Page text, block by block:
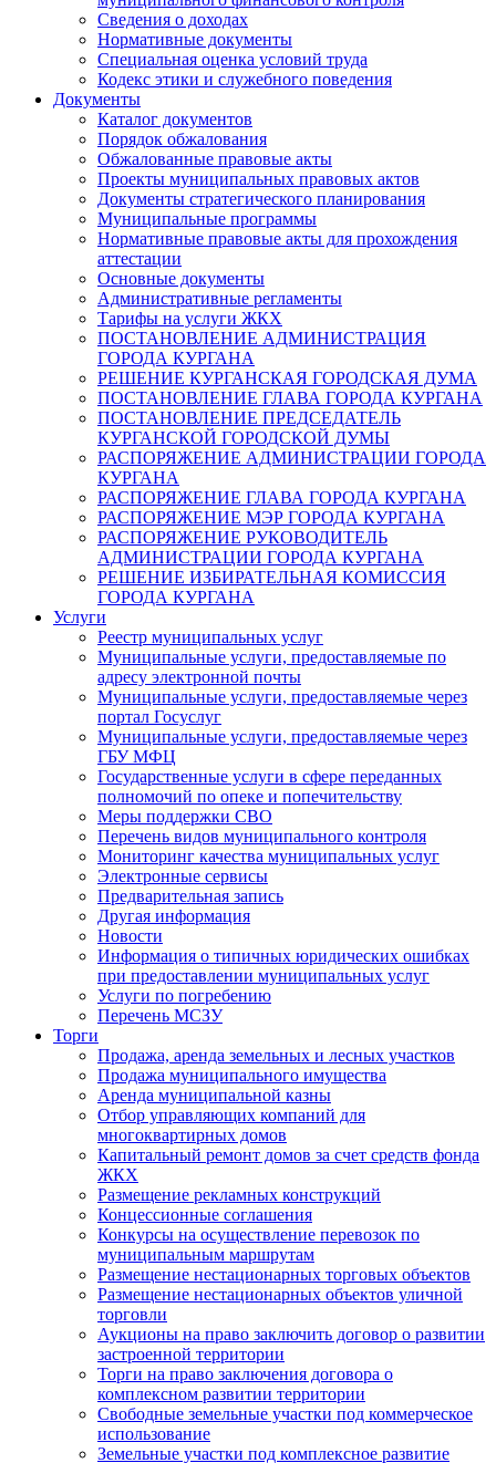
Сведения о доходах
Нормативные документы
Специальная оценка условий труда
Кодекс этики и служебного поведения
Документы
Каталог документов
Порядок обжалования
Обжалованные правовые акты
Проекты муниципальных правовых актов
Документы стратегического планирования
Муниципальные программы
Нормативные правовые акты для прохождения
аттестации
Основные документы
Административные регламенты
Тарифы на услуги ЖКХ
ПОСТАНОВЛЕНИЕ АДМИНИСТРАЦИЯ
ГОРОДА КУРГАНА
РЕШЕНИЕ КУРГАНСКАЯ ГОРОДСКАЯ ДУМА
ПОСТАНОВЛЕНИЕ ГЛАВА ГОРОДА КУРГАНА
ПОСТАНОВЛЕНИЕ ПРЕДСЕДАТЕЛЬ
КУРГАНСКОЙ ГОРОДСКОЙ ДУМЫ
РАСПОРЯЖЕНИЕ АДМИНИСТРАЦИИ ГОРОДА
КУРГАНА
РАСПОРЯЖЕНИЕ ГЛАВА ГОРОДА КУРГАНА
РАСПОРЯЖЕНИЕ МЭР ГОРОДА КУРГАНА
РАСПОРЯЖЕНИЕ РУКОВОДИТЕЛЬ
АДМИНИСТРАЦИИ ГОРОДА КУРГАНА
РЕШЕНИЕ ИЗБИРАТЕЛЬНАЯ КОМИССИЯ
ГОРОДА КУРГАНА
Услуги
Реестр муниципальных услуг
Муниципальные услуги, предоставляемые по
адресу электронной почты
Муниципальные услуги, предоставляемые через
портал Госуслуг
Муниципальные услуги, предоставляемые через
ГБУ МФЦ
Государственные услуги в сфере переданных
полномочий по опеке и попечительству
Меры поддержки СВО
Перечень видов муниципального контроля
Мониторинг качества муниципальных услуг
Электронные сервисы
Предварительная запись
Другая информация
Новости
Информация о типичных юридических ошибках
при предоставлении муниципальных услуг
Услуги по погребению
Перечень МСЗУ
Торги
Продажа, аренда земельных и лесных участков
Продажа муниципального имущества
Аренда муниципальной казны
Отбор управляющих компаний для
многоквартирных домов
Капитальный ремонт домов за счет средств фонда
ЖКХ
Размещение рекламных конструкций
Концессионные соглашения
Конкурсы на осуществление перевозок по
муниципальным маршрутам
Размещение нестационарных торговых объектов
Размещение нестационарных объектов уличной
торговли
Аукционы на право заключить договор о развитии
застроенной территории
Торги на право заключения договора о
комплексном развитии территории
Свободные земельные участки под коммерческое
использование
Земельные участки под комплексное развитие